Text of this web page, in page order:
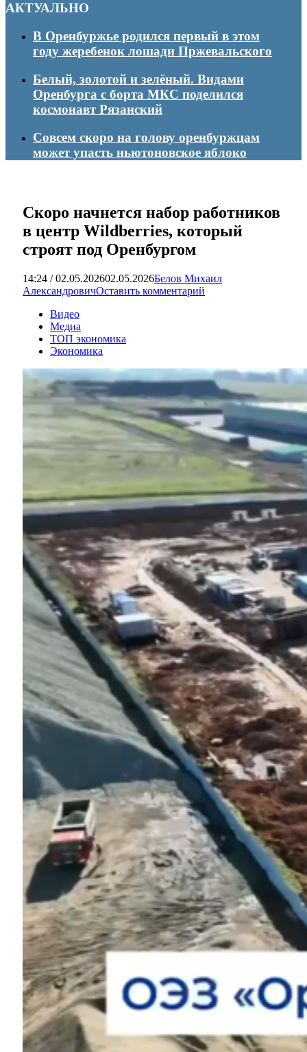
АКТУАЛЬНО
В Оренбуржье родился первый в этом
году жеребенок лошади Пржевальского
Белый, золотой и зелёный. Видами
Оренбурга с борта МКС поделился
космонавт Рязанский
Совсем скоро на голову оренбуржцам
может упасть ньютоновское яблоко
Скоро начнется набор работников
в центр Wildberries, который
строят под Оренбургом
14:24 / 02.05.202602.05.2026Белов Михаил
АлександровичОставить комментарий
Видео
Медиа
ТОП экономика
Экономика